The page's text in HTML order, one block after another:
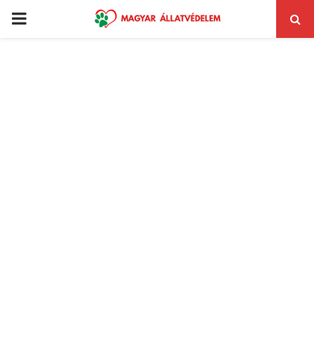
PRIMARY